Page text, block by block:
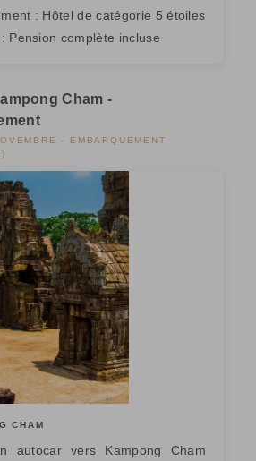
: Hôtel de catégorie 5 étoiles
Pension complète incluse
Cham -
- EMBARQUEMENT
CHAM
autocar vers Kampong Cham